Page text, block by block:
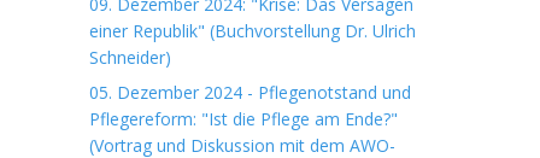
einer Republik" (Buchvorstellung Dr. Ulrich
Schneider)
05. Dezember 2024 - Pflegenotstand und
Pflegereform: "Ist die Pflege am Ende?"
(Vortrag und Diskussion mit dem AWO-